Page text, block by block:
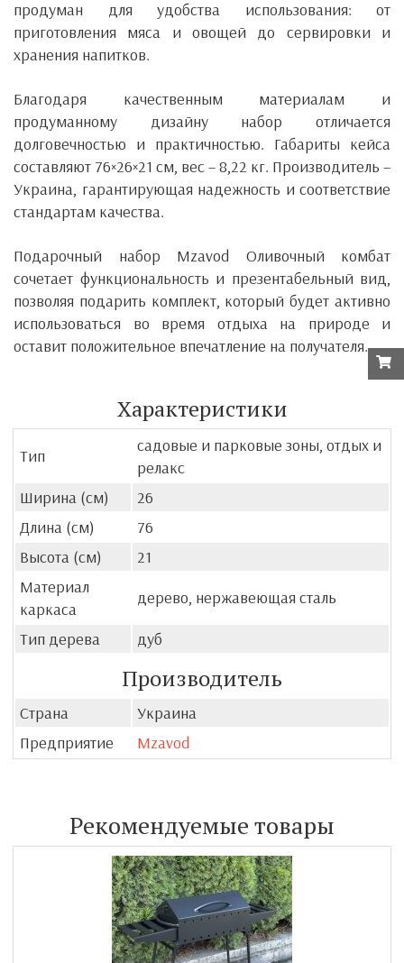
продуман для удобства использования: от
приготовления мяса и овощей до сервировки и
хранения напитков.
Благодаря качественным материалам и
продуманному дизайну набор отличается
долговечностью и практичностью. Габариты кейса
составляют 76×26×21 см, вес – 8,22 кг. Производитель –
Украина, гарантирующая надежность и соответствие
стандартам качества.
Подарочный набор Mzavod Оливочный комбат
сочетает функциональность и презентабельный вид,
позволяя подарить комплект, который будет активно
использоваться во время отдыха на природе и
оставит положительное впечатление на получателя.
Характеристики
Тип
садовые и парковые зоны, отдых и
релакс
Ширина (см)
26
Длина (см)
76
Высота (см)
21
Материал
каркаса
дерево, нержавеющая сталь
Тип дерева
дуб
Производитель
Страна
Украина
Предприятие
Mzavod
Рекомендуемые товары